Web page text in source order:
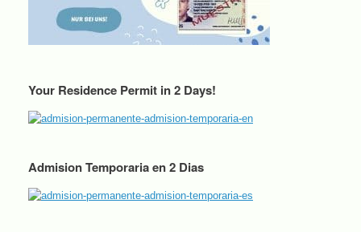
Your Residence Permit in 2 Days!
Admision Temporaria en 2 Dias